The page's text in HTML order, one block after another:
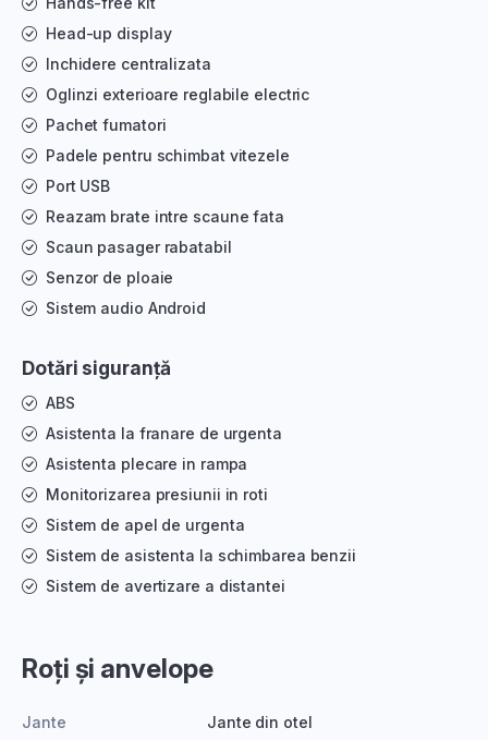
Head-up display
Inchidere centralizata
Oglinzi exterioare reglabile electric
Pachet fumatori
Padele pentru schimbat vitezele
Port USB
Reazam brate intre scaune fata
Scaun pasager rabatabil
Senzor de ploaie
Sistem audio Android
Dotări siguranță
ABS
Asistenta la franare de urgenta
Asistenta plecare in rampa
Monitorizarea presiunii in roti
Sistem de apel de urgenta
Sistem de asistenta la schimbarea benzii
Sistem de avertizare a distantei
Roți și anvelope
Jante
Jante din otel